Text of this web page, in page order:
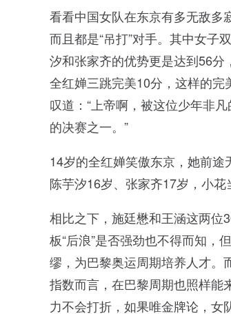
看看中国女队在东京有多无敌多
而且都是“吊打”对手。其中女子
汐和张家齐的优势更是达到56
全红婵三跳完美10分，这样的
叹道：“上帝啊，被这位少年非
的决赛之一。”
14岁的全红婵笑傲东京，她前
陈芋汐16岁、张家齐17岁，小花
相比之下，施廷懋和王涵这两位
板“后浪”是否强劲也不得而知，
缪，为巴黎奥运周期培养人才。
指数而言，在巴黎周期也照样能
力不会打折，如果唯金牌论，女